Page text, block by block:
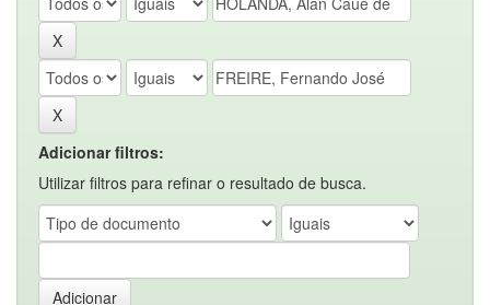
Adicionar filtros:
Utilizar filtros para refinar o resultado de busca.